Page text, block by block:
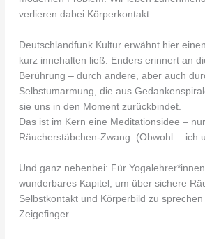
verlieren dabei Körperkontakt.
Deutschlandfunk Kultur erwähnt hier
kurz innehalten ließ: Enders erinnert an
Berührung – durch andere, aber auch
Selbstumarmung, die aus
sie uns in den Moment zurückbindet.
Das ist im Kern eine Meditationsidee –
Räucherstäbchen-Zwang. (Obwohl… ich
Und ganz nebenbei: Für
wunderbares Kapitel, um über sichere
Selbstkontakt und Körperbild zu
Zeigefinger.